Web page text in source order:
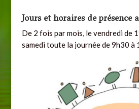
Jours et horaires de présence
De 2 fois par mois, le vendredi de
samedi toute la journée de 9h30 à